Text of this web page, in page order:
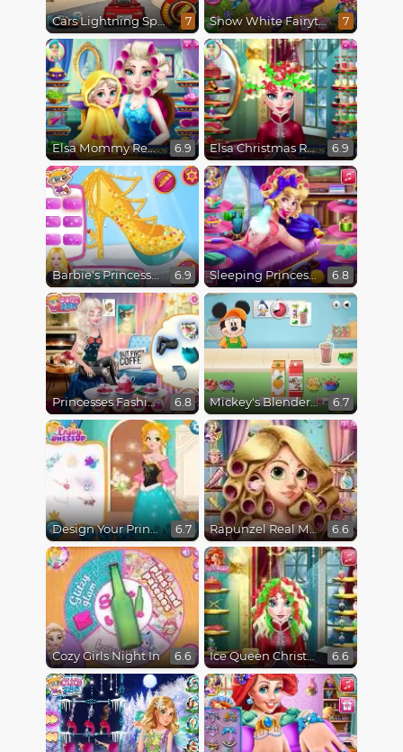
Cars Lightning Speed 7 Snow White Fairytale Dress Up 7
Elsa Mommy Real Makeover 6.9 Elsa Christmas Real Haircuts 6.9
Barbie's Princess Shoes 6.9 Sleeping Princess Spa Day 6.8
Princesses Fashion Over Coffee 6.8 Mickey's Blender Bonanza! 6.7
Design Your Princess Dream Dress 6.7 Rapunzel Real Makeover 6.6
Cozy Girls Night In 6.6 Ice Queen Christmas Real Haircuts 6.6